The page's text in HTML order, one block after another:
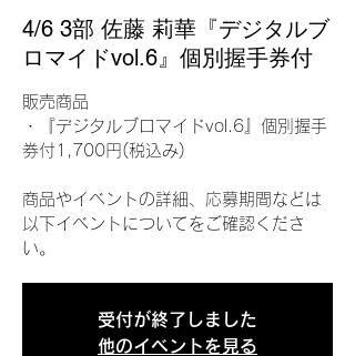
4/6 3部 佐藤 莉華『デジタルブ
ロマイドvol.6』個別握手券付
販売商品
・『デジタルブロマイドvol.6』個別握手
券付1,700円(税込み)
商品やイベントの詳細、応募期間などは
以下イベントについてをご確認くださ
い。
受付が終了しました
他のイベントを見る